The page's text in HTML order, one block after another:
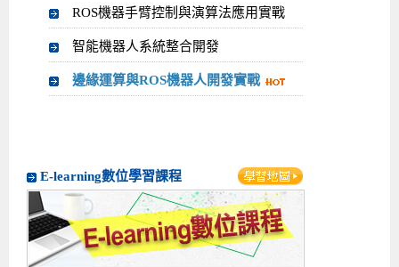
ROS機器手臂控制與演算法應用實戰
智能機器人系統整合開發
邊緣運算與ROS機器人開發實戰
E-learning數位學習課程